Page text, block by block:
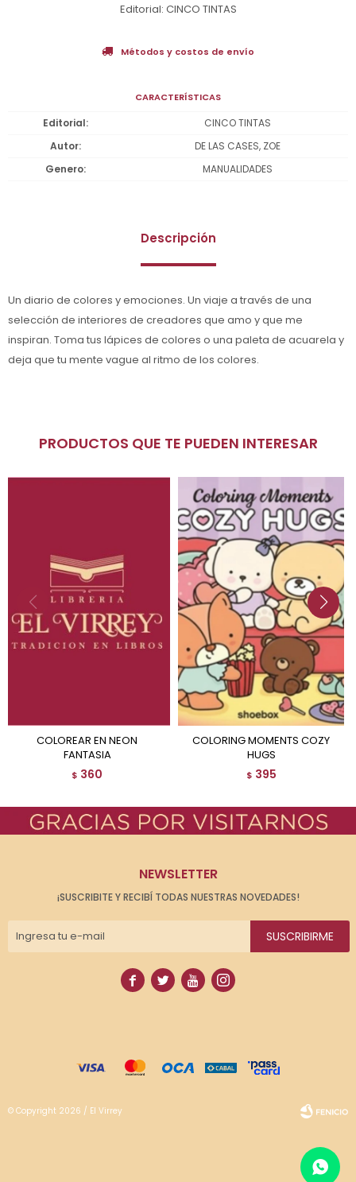
Editorial: CINCO TINTAS
Métodos y costos de envío
CARACTERÍSTICAS
Editorial
CINCO TINTAS
Autor
DE LAS CASES, ZOE
Genero
MANUALIDADES
Descripción
Un diario de colores y emociones. Un viaje a través de una
selección de interiores de creadores que amo y que me
inspiran. Toma tus lápices de colores o una paleta de acuarela y
deja que tu mente vague al ritmo de los colores.
PRODUCTOS QUE TE PUEDEN INTERESAR
COLOREAR EN NEON
FANTASIA
$ 360
COLORING MOMENTS COZY
HUGS
$ 395
NEWSLETTER
¡SUSCRIBITE Y RECIBÍ TODAS NUESTRAS NOVEDADES!
SUSCRIBIRME
   
© Copyright 2026 / El Virrey